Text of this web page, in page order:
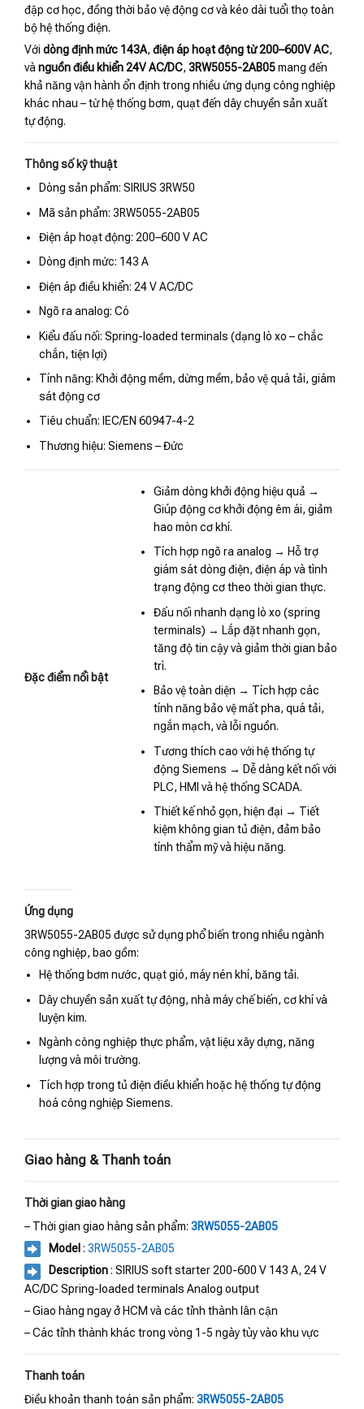
đập cơ học, đồng thời bảo vệ động cơ và kéo dài tuổi thọ toàn
bộ hệ thống điện.
Với dòng định mức 143A, điện áp hoạt động từ 200–600V AC,
vànguồn điều khiển 24V AC/DC, 3RW5055-2AB05mang đến
khả năng vận hành ổn định trong nhiều ứng dụng công nghiệp
khác nhau – từ hệ thống bơm, quạt đến dây chuyền sản xuất
tự động.
Thông số kỹ thuật
Dòng sản phẩm: SIRIUS 3RW50
Mã sản phẩm: 3RW5055-2AB05
Điện áp hoạt động: 200–600 V AC
Dòng định mức: 143 A
Điện áp điều khiển: 24 V AC/DC
Ngõ ra analog: Có
Kiểu đấu nối: Spring-loaded terminals (dạng lò xo – chắc
chắn, tiện lợi)
Tính năng: Khởi động mềm, dừng mềm, bảo vệ quá tải, giám
sát động cơ
Tiêu chuẩn: IEC/EN 60947-4-2
Thương hiệu: Siemens – Đức
Đặc điểm nổi bật
Giảm dòng khởi động hiệu quả →
Giúp động cơ khởi động êm ái, giảm
hao mòn cơ khí.
Tích hợp ngõ ra analog → Hỗ trợ
giám sát dòng điện, điện áp và tình
trạng động cơ theo thời gian thực.
Đấu nối nhanh dạng lò xo (spring
terminals) → Lắp đặt nhanh gọn,
tăng độ tin cậy và giảm thời gian bảo
trì.
Bảo vệ toàn diện → Tích hợp các
tính năng bảo vệ mất pha, quá tải,
ngắn mạch, và lỗi nguồn.
Tương thích cao với hệ thống tự
động Siemens → Dễ dàng kết nối với
PLC, HMI và hệ thống SCADA.
Thiết kế nhỏ gọn, hiện đại → Tiết
kiệm không gian tủ điện, đảm bảo
tính thẩm mỹ và hiệu năng.
Ứng dụng
3RW5055-2AB05 được sử dụng phổ biến trong nhiều ngành
công nghiệp, bao gồm:
Hệ thống bơm nước, quạt gió, máy nén khí, băng tải.
Dây chuyền sản xuất tự động, nhà máy chế biến, cơ khí và
luyện kim.
Ngành công nghiệp thực phẩm, vật liệu xây dựng, năng
lượng và môi trường.
Tích hợp trong tủ điện điều khiển hoặc hệ thống tự động
hoá công nghiệp Siemens.
Giao hàng & Thanh toán
Thời gian giao hàng
– Thời gian giao hàng sản phẩm: 3RW5055-2AB05
Model : 3RW5055-2AB05
Description: SIRIUS soft starter 200-600 V 143 A, 24 V
AC/DC Spring-loaded terminals Analog output
– Giao hàng ngay ở HCM và các tỉnh thành lân cận
– Các tỉnh thành khác trong vòng 1-5 ngày tùy vào khu vực
Thanh toán
Điều khoản thanh toán sản phẩm: 3RW5055-2AB05